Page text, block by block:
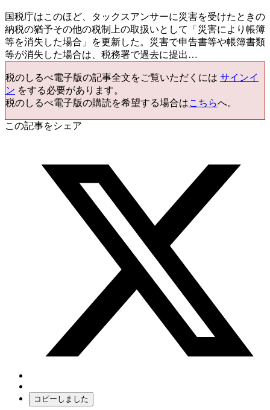
国税庁はこのほど、タックスアンサーに災害を受けたときの
納税の猶予その他の税制上の取扱いとして「災害により帳簿
等を消失した場合」を更新した。災害で申告書等や帳簿書類
等が消失した場合は、税務署で過去に提出…
税のしるべ電子版の記事全文をご覧いただくには サインイ
ン をする必要があります。
税のしるべ電子版の購読を希望する場合はこちらへ。
この記事をシェア
コピーしました